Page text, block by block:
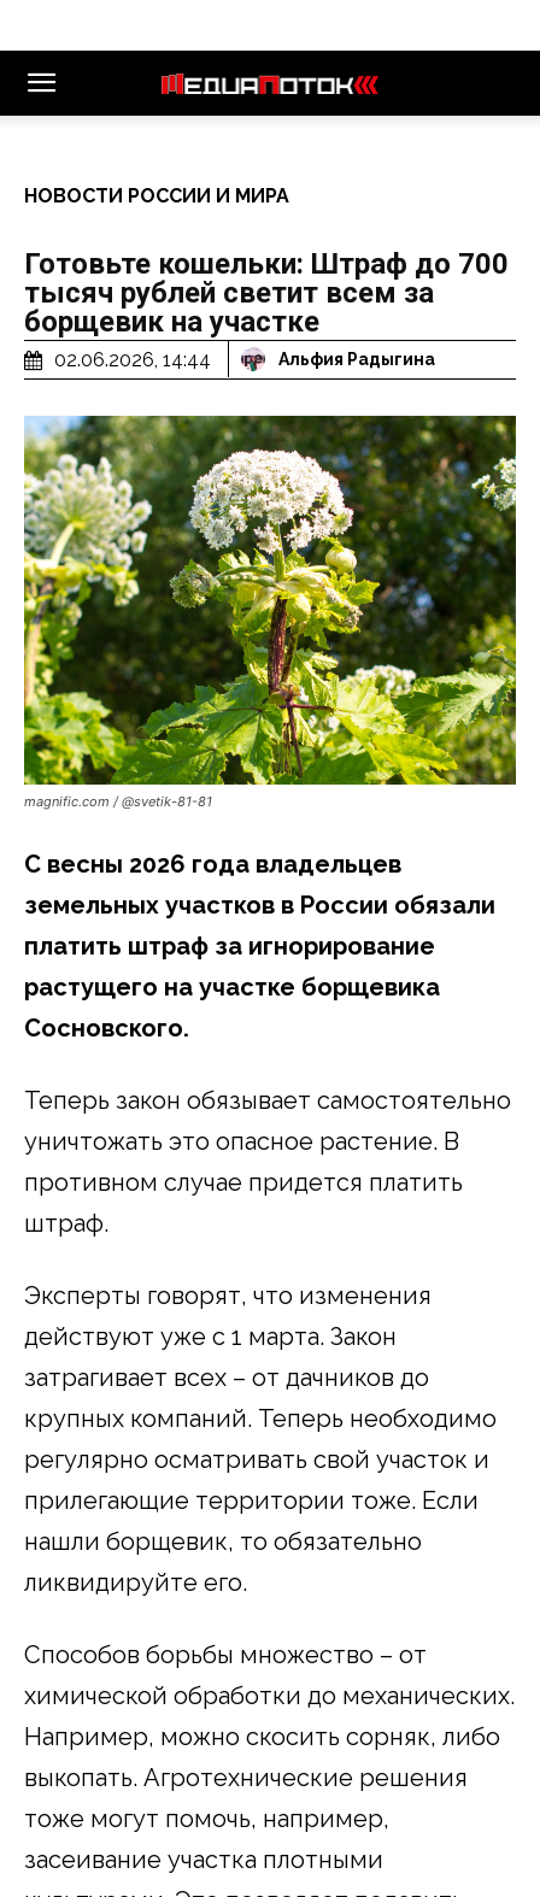
НОВОСТИ РОССИИ И МИРА
Готовьте кошельки: Штраф до 700
тысяч рублей светит всем за
борщевик на участке
02.06.2026, 14:44 Альфия Радыгина
magnific.com / @svetik-81-81
С весны 2026 года владельцев
земельных участков в России обязали
платить штраф за игнорирование
растущего на участке борщевика
Сосновского.
Теперь закон обязывает самостоятельно
уничтожать это опасное растение. В
противном случае придется платить
штраф.
Эксперты говорят, что изменения
действуют уже с 1 марта. Закон
затрагивает всех – от дачников до
крупных компаний. Теперь необходимо
регулярно осматривать свой участок и
прилегающие территории тоже. Если
нашли борщевик, то обязательно
ликвидируйте его.
Способов борьбы множество – от
химической обработки до механических.
Например, можно скосить сорняк, либо
выкопать. Агротехнические решения
тоже могут помочь, например,
засеивание участка плотными